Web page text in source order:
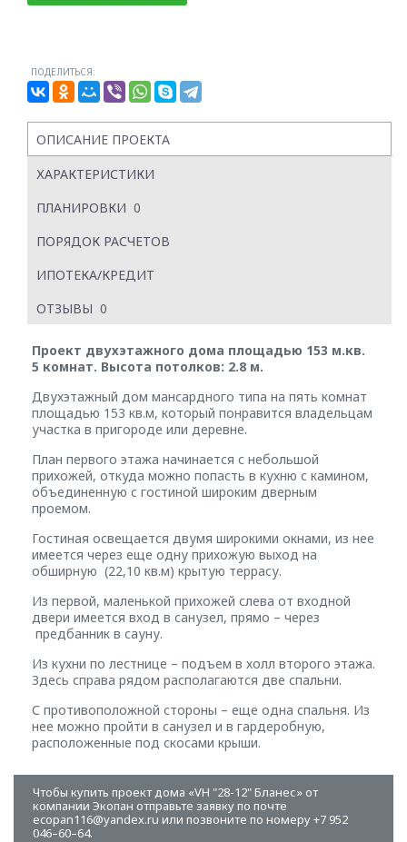
ПОДЕЛИТЬСЯ:
ОПИСАНИЕ ПРОЕКТА
ХАРАКТЕРИСТИКИ
ПЛАНИРОВКИ 0
ПОРЯДОК РАСЧЕТОВ
ИПОТЕКА/КРЕДИТ
ОТЗЫВЫ 0
Проект двухэтажного дома площадью 153 м.кв.
5 комнат. Высота потолков: 2.8 м.
Двухэтажный дом мансардного типа на пять комнат
площадью 153 кв.м, который понравится владельцам
участка в пригороде или деревне.
План первого этажа начинается с небольшой
прихожей, откуда можно попасть в кухню с камином,
объединенную с гостиной широким дверным
проемом.
Гостиная освещается двумя широкими окнами, из нее
имеется через еще одну прихожую выход на
обширную (22,10 кв.м) крытую террасу.
Из первой, маленькой прихожей слева от входной
двери имеется вход в санузел, прямо – через
предбанник в сауну.
Из кухни по лестнице – подъем в холл второго этажа.
Здесь справа рядом располагаются две спальни.
С противоположной стороны – еще одна спальня. Из
нее можно пройти в санузел и в гардеробную,
расположенные под скосами крыши.
Чтобы купить проект дома «VH "28-12" Бланес» от
компании Экопан отправьте заявку по почте
ecopan116@yandex.ru или позвоните по номеру +7 952
046–60–64.